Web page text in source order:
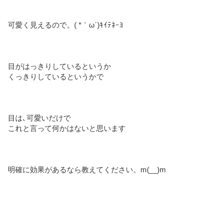
可愛く見えるので。( *｀ω´)ｷｲﾃﾈｰﾖ
目がはっきりしているというか
くっきりしているというかで
目は､可愛いだけで
これと言って何かはないと思います
明確に効果があるなら教えてください。m(__)m